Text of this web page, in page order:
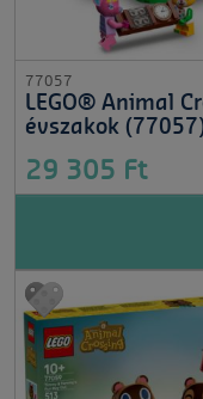
77057
LEGO® Animal
évszakok
29 305 Ft